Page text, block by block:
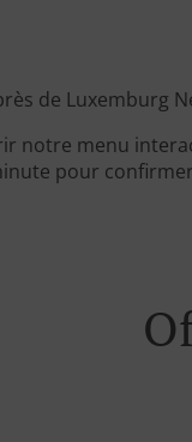
de Luxemburg
notre menu
pour